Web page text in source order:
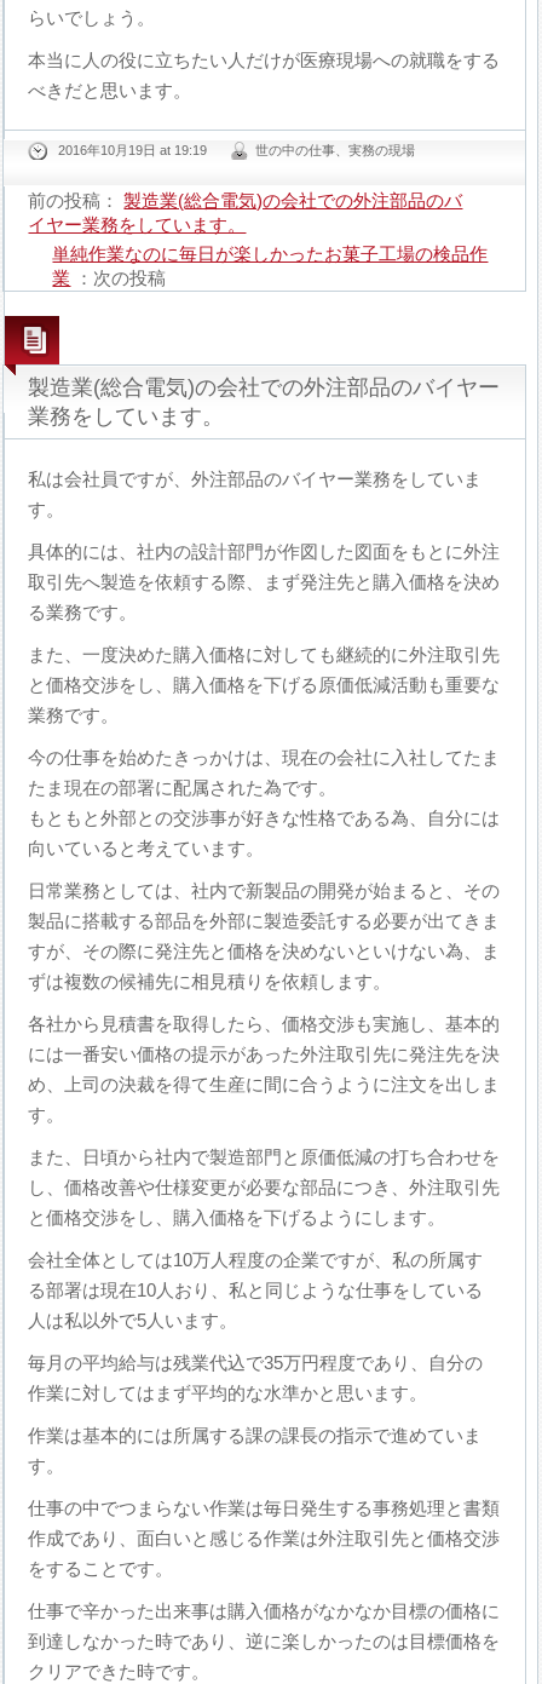
らいでしょう。
本当に人の役に立ちたい人だけが医療現場への就職をする
べきだと思います。
2016年10月19日 at 19:19 世の中の仕事、実務の現場
前の投稿：製造業(総合電気)の会社での外注部品のバ
イヤー業務をしています。
単純作業なのに毎日が楽しかったお菓子工場の検品作
業 ：次の投稿
製造業(総合電気)の会社での外注部品のバイヤー
業務をしています。
私は会社員ですが、外注部品のバイヤー業務をしていま
す。
具体的には、社内の設計部門が作図した図面をもとに外注
取引先へ製造を依頼する際、まず発注先と購入価格を決め
る業務です。
また、一度決めた購入価格に対しても継続的に外注取引先
と価格交渉をし、購入価格を下げる原価低減活動も重要な
業務です。
今の仕事を始めたきっかけは、現在の会社に入社してたま
たま現在の部署に配属された為です。
もともと外部との交渉事が好きな性格である為、自分には
向いていると考えています。
日常業務としては、社内で新製品の開発が始まると、その
製品に搭載する部品を外部に製造委託する必要が出てきま
すが、その際に発注先と価格を決めないといけない為、ま
ずは複数の候補先に相見積りを依頼します。
各社から見積書を取得したら、価格交渉も実施し、基本的
には一番安い価格の提示があった外注取引先に発注先を決
め、上司の決裁を得て生産に間に合うように注文を出しま
す。
また、日頃から社内で製造部門と原価低減の打ち合わせを
し、価格改善や仕様変更が必要な部品につき、外注取引先
と価格交渉をし、購入価格を下げるようにします。
会社全体としては10万人程度の企業ですが、私の所属す
る部署は現在10人おり、私と同じような仕事をしている
人は私以外で5人います。
毎月の平均給与は残業代込で35万円程度であり、自分の
作業に対してはまず平均的な水準かと思います。
作業は基本的には所属する課の課長の指示で進めていま
す。
仕事の中でつまらない作業は毎日発生する事務処理と書類
作成であり、面白いと感じる作業は外注取引先と価格交渉
をすることです。
仕事で辛かった出来事は購入価格がなかなか目標の価格に
到達しなかった時であり、逆に楽しかったのは目標価格を
クリアできた時です。